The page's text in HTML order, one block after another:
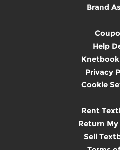
Brand
Help
Privacy
Cookie
Rent
Return My
Sell